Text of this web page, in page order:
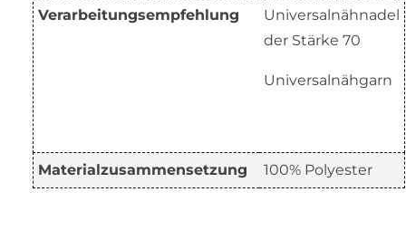
Verarbeitungsempfehlung
Universalnähnadel
der Stärke 70
Universalnähgarn
Materialzusammensetzung 100% Polyester